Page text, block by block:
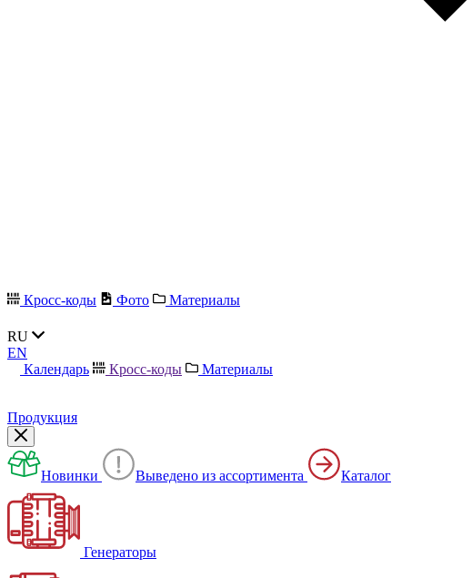
Кросс-коды Фото Материалы
RU
EN
Календарь
Кросс-коды Материалы
Продукция
Новинки Выведено из ассортимента Каталог
Генераторы